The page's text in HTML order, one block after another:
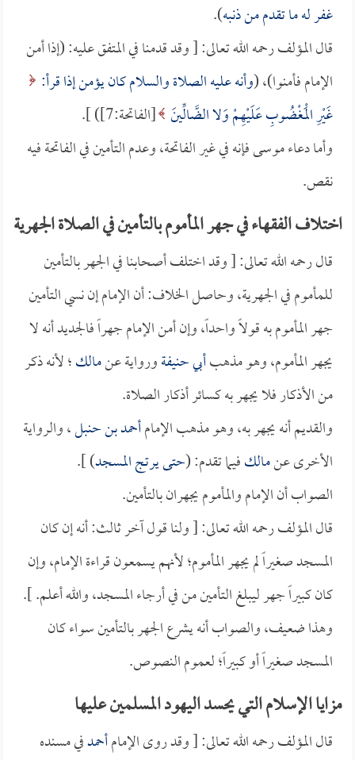
غفر له ما تقدم من ذنبه).
قال المؤلف رحمه الله تعالى: [ وقد قدمنا في المتفق عليه: (إذا أمن
الإمام فأمنوا)، (وأنه عليه الصلاة والسلام كان يؤمن إذا قرأ:
غَيْرِ الْمَغْضُوبِ عَلَيْهِمْ وَلا الضَّالِّينَ [الفاتحة:7]) ].
وأما دعاء موسى فإنه في غير الفاتحة، وعدم التأمين في الفاتحة فيه
نقص.
اختلاف الفقهاء في جهر المأموم بالتأمين في الصلاة الجهرية
قال رحمه الله تعالى: [ وقد اختلف أصحابنا في الجهر بالتأمين
للمأموم في الجهرية، وحاصل الخلاف: أن الإمام إن نسي التأمين
جهر المأموم به قولاً واحداً، وإن أمن الإمام جهراً فالجديد أنه لا
يجهر المأموم، وهو مذهبأبي حنيفةورواية عنمالك؛ لأنه ذكر
من الأذكار فلا يجهر به كسائر أذكار الصلاة.
والقديم أنه يجهر به، وهو مذهب الإمامأحمد بن حنبل، والرواية
الأخرى عنمالكفيما تقدم: (حتى يرتج المسجد) ].
الصواب أن الإمام والمأموم يجهران بالتأمين.
قال المؤلف رحمه الله تعالى: [ ولنا قول آخر ثالث: أنه إن كان
المسجد صغيراً لم يجهر المأموم؛ لأنهم يسمعون قراءة الإمام، وإن
كان كبيراً جهر ليبلغ التأمين من في أرجاء المسجد، والله أعلم. ].
وهذا ضعيف، والصواب أنه يشرع الجهر بالتأمين سواء كان
المسجد صغيراً أو كبيراً؛ لعموم النصوص.
مزايا الإسلام التي يحسد اليهود المسلمين عليها
قال المؤلف رحمه الله تعالى: [ وقد روى الإمامأحمدفي مسنده